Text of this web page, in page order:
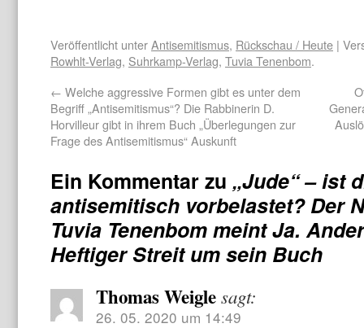
Veröffentlicht unterAntisemitismus, Rückschau / Heute |
Rowhlt-Verlag, Suhrkamp-Verlag, Tuvia Tenenbom.
← Welche aggressive Formen gibt es unter dem
Begriff „Antisemitismus“? Die Rabbinerin D.
Horvilleur gibt in ihrem Buch „Überlegungen zur
Frage des Antisemitismus“ Auskunft
Ein Kommentar zu „Jude“ – ist
antisemitisch vorbelastet? Der
Tuvia Tenenbom meint Ja.
Heftiger Streit um sein Buch
Thomas Weigle sagt:
26. 05. 2020 um 14:49